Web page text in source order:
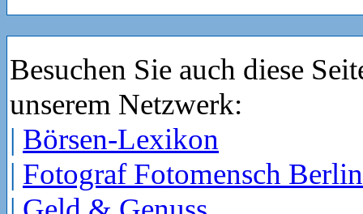
Besuchen Sie auch diese
unserem Netzwerk:
| Börsen-Lexikon
| Fotograf Fotomensch Berlin